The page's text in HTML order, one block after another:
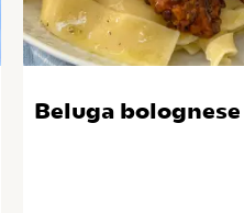
Beluga bolognese